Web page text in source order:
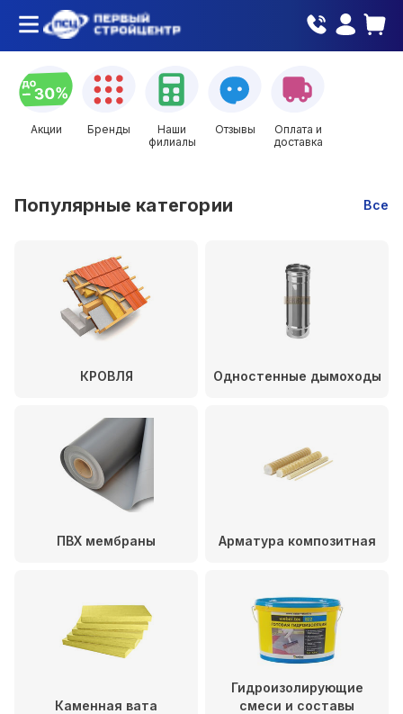
Акции Бренды
Наши
филиалы
Отзывы
Оплата и
доставка
Популярные категории Все
КРОВЛЯ Одностенные дымоходы
ПВХ мембраны Арматура композитная
Каменная вата
Гидроизолирующие
смеси и составы